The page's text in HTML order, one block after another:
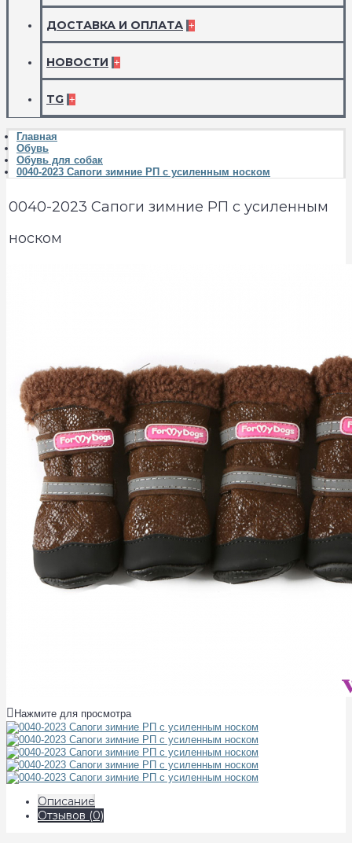
ДОСТАВКА И ОПЛАТА +
НОВОСТИ +
TG +
Главная
Обувь
Обувь для собак
0040-2023 Сапоги зимние РП с усиленным носком
0040-2023 Сапоги зимние РП с усиленным
носком
Нажмите для просмотра
Описание
Отзывов (0)